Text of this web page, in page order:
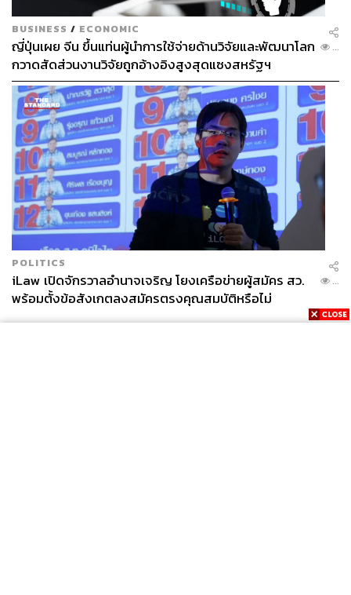
BUSINESS / ECONOMIC
ญี่ปุ่นเผย จีน ขึ้นแท่นผู้นำการใช้จ่ายด้านวิจัยและพัฒนาโลก
กวาดสัดส่วนงานวิจัยถูกอ้างอิงสูงสุดแซงสหรัฐฯ
...
POLITICS
iLaw เปิดจักรวาลอำนาจเจริญ โยงเครือข่ายผู้สมัคร สว.
พร้อมตั้งข้อสังเกตลงสมัครตรงคุณสมบัติหรือไม่
...